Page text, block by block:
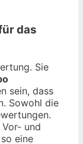
das
Sie
sein, dass
Sowohl die
und
eine